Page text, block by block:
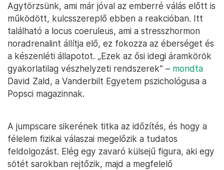
Agytörzsünk, ami már jóval az emberré válás előtt is
működött, kulcsszereplő ebben a reakcióban. Itt
található a locus coeruleus, ami a stresszhormon
noradrenalint állítja elő, ez fokozza az éberséget és
a készenléti állapotot. „Ezek az ősi idegi áramkörök
gyakorlatilag vészhelyzeti rendszerek” – mondta
David Zald, a Vanderbilt Egyetem pszichológusa a
Popsci magazinnak.
A jumpscare sikerének titka az időzítés, és hogy a
félelem fizikai válaszai megelőzik a tudatos
feldolgozást. Elég egy zavaró külsejű figura, aki egy
sötét sarokban rejtőzik, majd a megfelelő